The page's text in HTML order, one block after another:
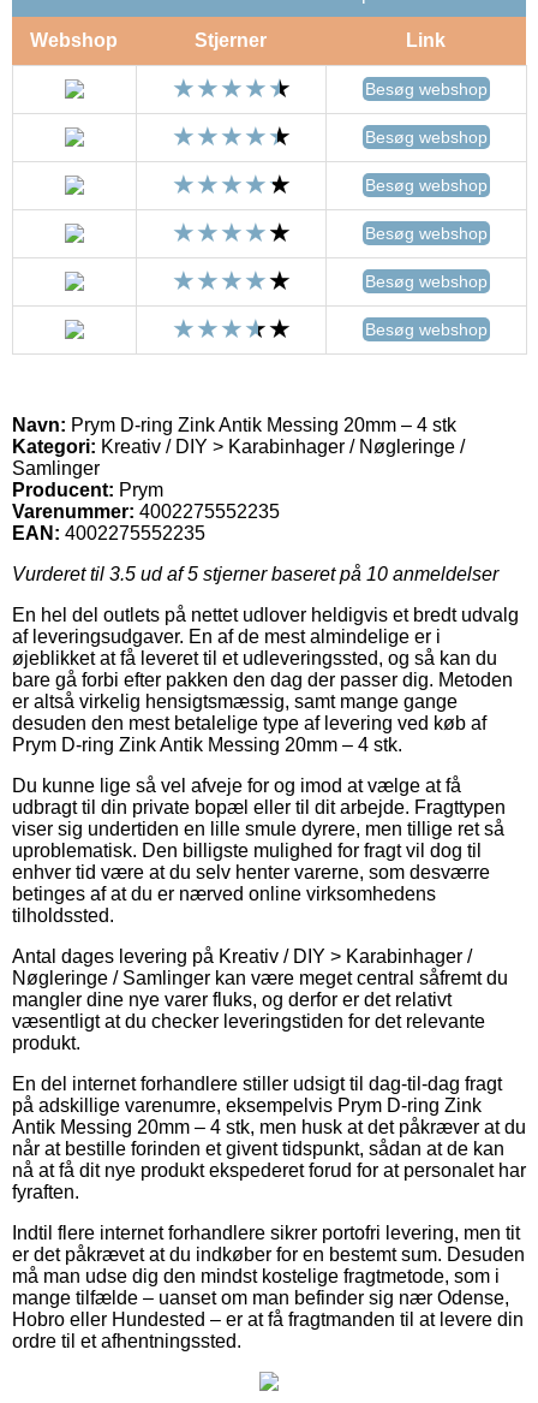
Webshop Stjerner Link
Besøg webshop
Besøg webshop
Besøg webshop
Besøg webshop
Besøg webshop
Besøg webshop
Navn: Prym D-ring Zink Antik Messing 20mm – 4 stk
Kategori: Kreativ / DIY > Karabinhager / Nøgleringe /
Samlinger
Producent: Prym
Varenummer: 4002275552235
EAN: 4002275552235
Vurderet til 3.5 ud af 5 stjerner baseret på 10 anmeldelser
En hel del outlets på nettet udlover heldigvis et bredt udvalg
af leveringsudgaver. En af de mest almindelige er i
øjeblikket at få leveret til et udleveringssted, og så kan du
bare gå forbi efter pakken den dag der passer dig. Metoden
er altså virkelig hensigtsmæssig, samt mange gange
desuden den mest betalelige type af levering ved køb af
Prym D-ring Zink Antik Messing 20mm – 4 stk.
Du kunne lige så vel afveje for og imod at vælge at få
udbragt til din private bopæl eller til dit arbejde. Fragttypen
viser sig undertiden en lille smule dyrere, men tillige ret så
uproblematisk. Den billigste mulighed for fragt vil dog til
enhver tid være at du selv henter varerne, som desværre
betinges af at du er nærved online virksomhedens
tilholdssted.
Antal dages levering på Kreativ / DIY > Karabinhager /
Nøgleringe / Samlinger kan være meget central såfremt du
mangler dine nye varer fluks, og derfor er det relativt
væsentligt at du checker leveringstiden for det relevante
produkt.
En del internet forhandlere stiller udsigt til dag-til-dag fragt
på adskillige varenumre, eksempelvis Prym D-ring Zink
Antik Messing 20mm – 4 stk, men husk at det påkræver at du
når at bestille forinden et givent tidspunkt, sådan at de kan
nå at få dit nye produkt ekspederet forud for at personalet har
fyraften.
Indtil flere internet forhandlere sikrer portofri levering, men tit
er det påkrævet at du indkøber for en bestemt sum. Desuden
må man udse dig den mindst kostelige fragtmetode, som i
mange tilfælde – uanset om man befinder sig nær Odense,
Hobro eller Hundested – er at få fragtmanden til at levere din
ordre til et afhentningssted.